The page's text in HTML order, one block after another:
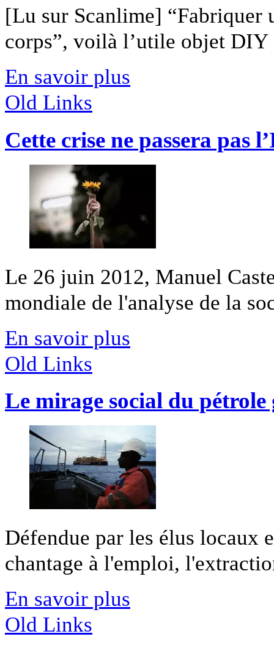
[Lu sur Scanlime] “Fabriquer
corps”, voilà l’utile objet
En savoir plus
Old Links
Cette crise ne passera pas
Le 26 juin 2012, Manuel
mondiale de l'analyse de la
En savoir plus
Old Links
Le mirage social du pétrole
Défendue par les élus locaux
chantage à l'emploi,
En savoir plus
Old Links